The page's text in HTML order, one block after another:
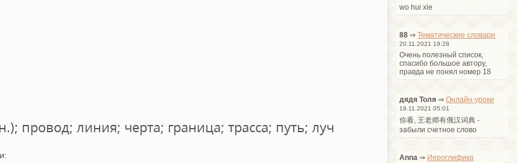
провод; линия; черта; граница; трасса; путь; луч
wo hui xie
88 ⇒Тематические словари
20.11.2021 19:28
Очень полезный список,
спасибо большое автору,
правда не понял номер 18
дядя Толя ⇒Онлайн-уроки
19.11.2021 05:01
你看, 王老师有俄汉词典 -
забыли счетное слово
Anna ⇒ Иероглифика